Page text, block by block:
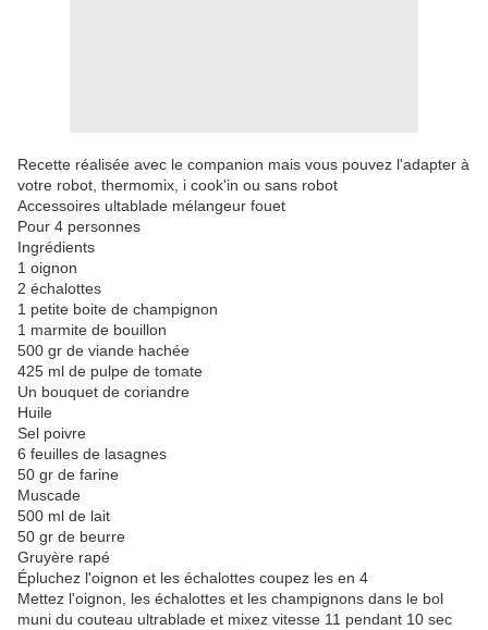
Recette réalisée avec le companion mais vous pouvez l'adapter à
votre robot, thermomix, i cook'in ou sans robot
Accessoires ultablade mélangeur fouet
Pour 4 personnes
Ingrédients
1 oignon
2 échalottes
1 petite boite de champignon
1 marmite de bouillon
500 gr de viande hachée
425 ml de pulpe de tomate
Un bouquet de coriandre
Huile
Sel poivre
6 feuilles de lasagnes
50 gr de farine
Muscade
500 ml de lait
50 gr de beurre
Gruyère rapé
Épluchez l'oignon et les échalottes coupez les en 4
Mettez l'oignon, les échalottes et les champignons dans le bol
muni du couteau ultrablade et mixez vitesse 11 pendant 10 sec